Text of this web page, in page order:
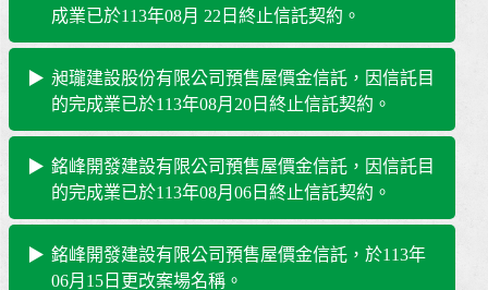
成業已於113年08月 22日終止信託契約。
昶瓏建設股份有限公司預售屋價金信託，因信託目
的完成業已於113年08月20日終止信託契約。
銘峰開發建設有限公司預售屋價金信託，因信託目
的完成業已於113年08月06日終止信託契約。
銘峰開發建設有限公司預售屋價金信託，於113年
06月15日更改案場名稱。